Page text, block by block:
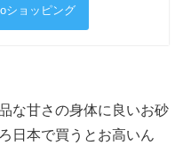
ショッピング
な甘さの身体に良いお砂
日本で買うとお高いん